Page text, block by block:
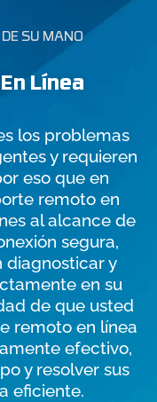
SU MANO
Línea
los problemas
y requieren
eso que en
remoto en
al alcance de
segura,
diagnosticar y
en su
de que usted
remoto en línea
efectivo,
y resolver sus
eficiente.